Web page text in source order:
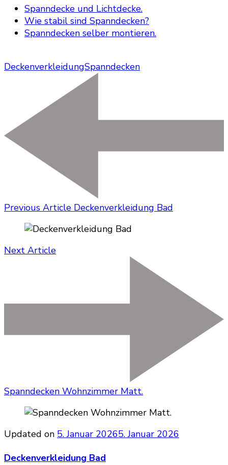
Spanndecke und Lichtdecke.
Wie stabil sind Spanndecken?
Spanndecken selber montieren.
DeckenverkleidungSpanndecken
Previous Article Deckenverkleidung Bad
Next Article
Spanndecken Wohnzimmer Matt.
Updated on 5. Januar 20265. Januar 2026
Deckenverkleidung Bad